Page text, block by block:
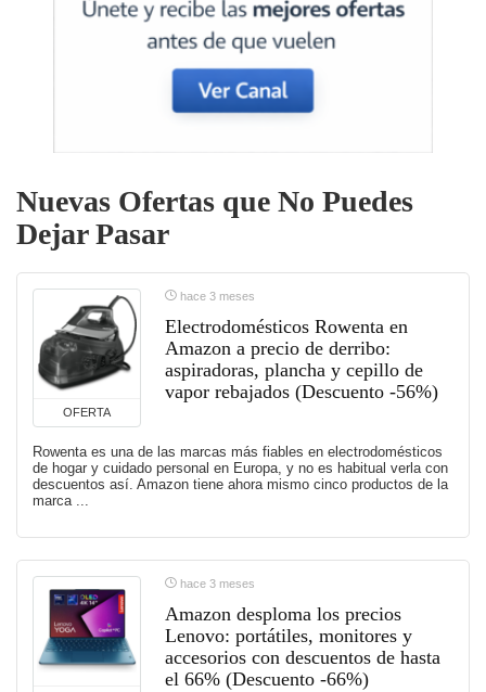
Nuevas Ofertas que No Puedes
Dejar Pasar
OFERTA
hace 3 meses
Electrodomésticos Rowenta en
Amazon a precio de derribo:
aspiradoras, plancha y cepillo de
vapor rebajados (Descuento -56%)
Rowenta es una de las marcas más fiables en electrodomésticos
de hogar y cuidado personal en Europa, y no es habitual verla con
descuentos así. Amazon tiene ahora mismo cinco productos de la
marca ...
hace 3 meses
Amazon desploma los precios
Lenovo: portátiles, monitores y
accesorios con descuentos de hasta
el 66% (Descuento -66%)